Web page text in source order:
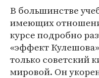
В большинстве
имеющих
курсе подробно
«эффект
только советский
мировой. Он